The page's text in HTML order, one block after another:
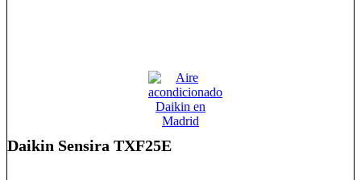
Daikin Sensira TXF25E